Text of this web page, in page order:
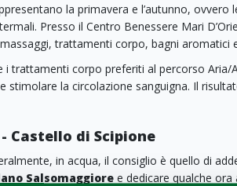
la primavera e l’autunno, ovvero
Presso il Centro Benessere Mari
trattamenti corpo, bagni aromatici
i trattamenti corpo preferiti al percorso Aria/
stimolare la circolazione sanguigna. Il
Castello di Scipione
in acqua, il consiglio è quello di
Salsomaggiore e dedicare qualche ora